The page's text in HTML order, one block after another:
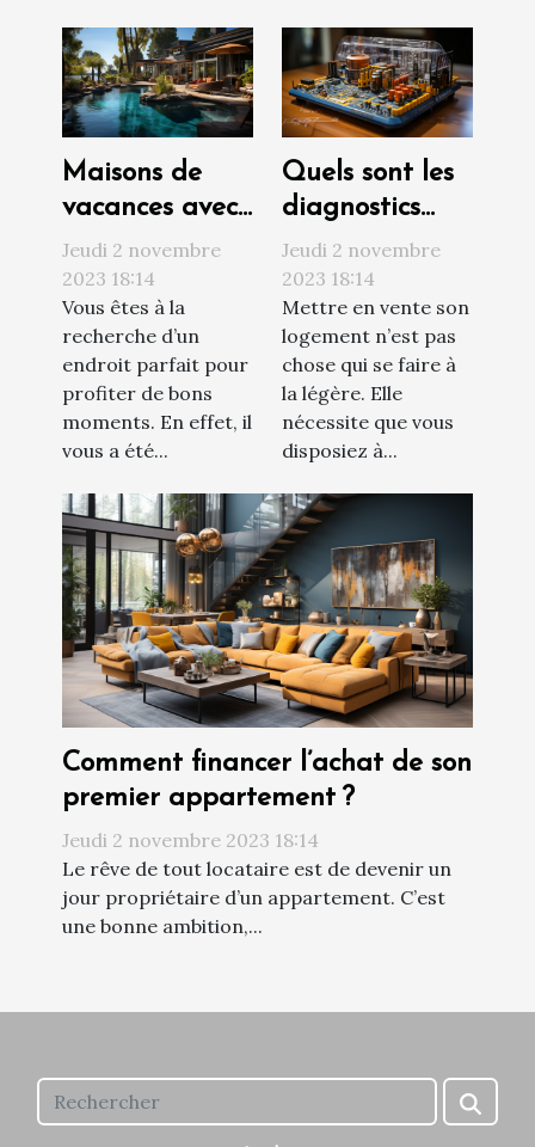
Maisons de
vacances avec
piscine : où
trouvée ?
Jeudi 2 novembre
2023 18:14
Vous êtes à la
recherche d’un
endroit parfait pour
profiter de bons
moments. En effet, il
vous a été...
Quels sont les
diagnostics
techniques à
réaliser avant
de vendre son
appartement ?
Jeudi 2 novembre
2023 18:14
Mettre en vente son
logement n’est pas
chose qui se faire à
la légère. Elle
nécessite que vous
disposiez à...
Comment financer l’achat de son
premier appartement ?
Jeudi 2 novembre 2023 18:14
Le rêve de tout locataire est de devenir un
jour propriétaire d’un appartement. C’est
une bonne ambition,...